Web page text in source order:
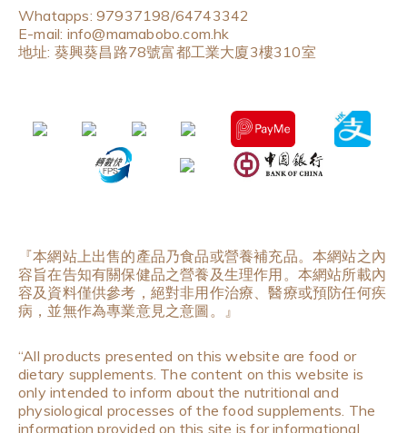
Whatapps: 97937198/64743342
E-mail: info@mamabobo.com.hk
地址: 葵興葵昌路78號富都工業大廈3樓310室
『本網站上出售的產品乃食品或營養補充品。本網站之內
容旨在告知有關保健品之營養及生理作用。本網站所載內
容及資料僅供參考，絕對非用作治療、醫療或預防任何疾
病，並無作為專業意見之意圖。』
“All products presented on this website are food or
dietary supplements. The content on this website is
only intended to inform about the nutritional and
physiological processes of the food supplements. The
information provided on this site is for informational